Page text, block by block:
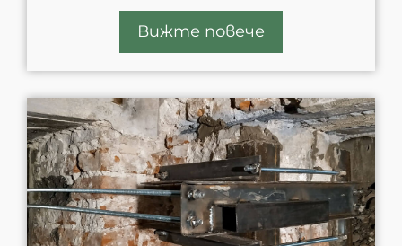
Вижте повече